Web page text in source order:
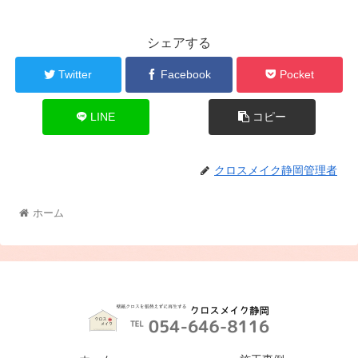
シェアする
Twitter Facebook Pocket
LINE コピー
クロスメイク静岡管理者
ホーム